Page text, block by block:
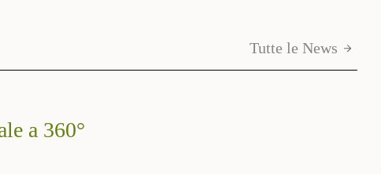
Tutte le News
a 360°